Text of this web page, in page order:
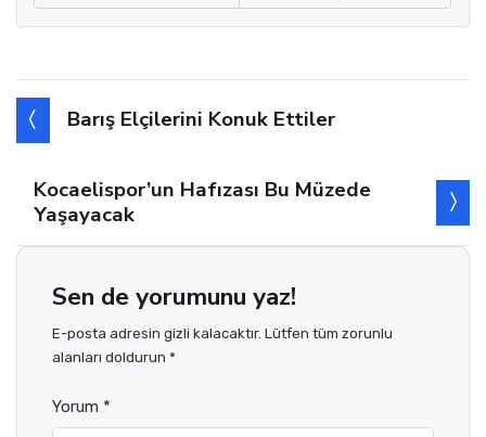
Barış Elçilerini Konuk Ettiler
Kocaelispor’un Hafızası Bu Müzede
Yaşayacak
Sen de yorumunu yaz!
E-posta adresin gizli kalacaktır. Lütfen tüm zorunlu
alanları doldurun *
Yorum *